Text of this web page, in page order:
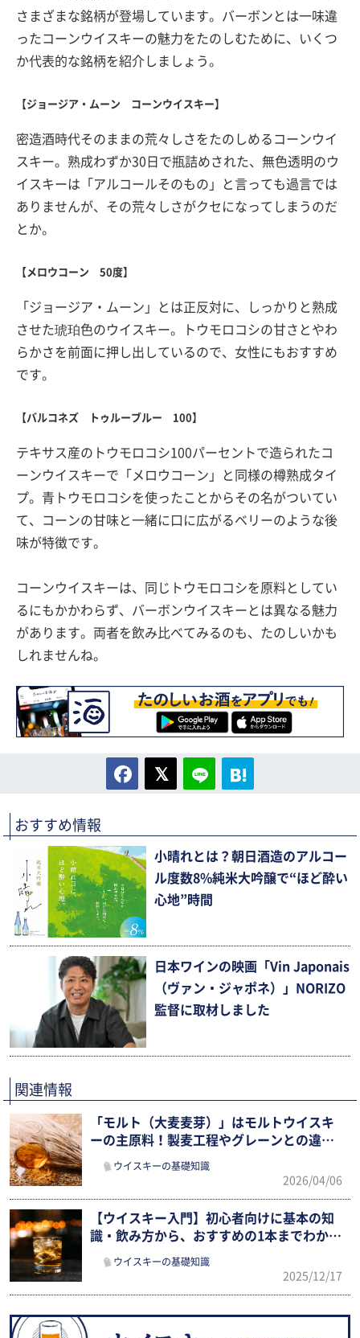
さまざまな銘柄が登場しています。バーボンとは一味違
ったコーンウイスキーの魅力をたのしむために、いくつ
か代表的な銘柄を紹介しましょう。
【ジョージア・ムーン コーンウイスキー】
密造酒時代そのままの荒々しさをたのしめるコーンウイ
スキー。熟成わずか30日で瓶詰めされた、無色透明のウ
イスキーは「アルコールそのもの」と言っても過言では
ありませんが、その荒々しさがクセになってしまうのだ
とか。
【メロウコーン 50度】
「ジョージア・ムーン」とは正反対に、しっかりと熟成
させた琥珀色のウイスキー。トウモロコシの甘さとやわ
らかさを前面に押し出しているので、女性にもおすすめ
です。
【バルコネズ トゥルーブルー 100】
テキサス産のトウモロコシ100パーセントで造られたコ
ーンウイスキーで「メロウコーン」と同様の樽熟成タイ
プ。青トウモロコシを使ったことからその名がついてい
て、コーンの甘味と一緒に口に広がるベリーのような後
味が特徴です。
コーンウイスキーは、同じトウモロコシを原料としてい
るにもかかわらず、バーボンウイスキーとは異なる魅力
があります。両者を飲み比べてみるのも、たのしいかも
しれませんね。
おすすめ情報
小晴れとは？朝日酒造のアルコー
ル度数8%純米大吟醸で“ほど酔い
心地”時間
日本ワインの映画「Vin Japonais
（ヴァン・ジャポネ）」NORIZO
監督に取材しました
関連情報
「モルト（大麦麦芽）」はモルトウイスキ
ーの主原料！製麦工程やグレーンとの違
ウイスキーの基礎知識
2026/04/06
【ウイスキー入門】初心者向けに基本の知
識・飲み方から、おすすめの1本までわかり
ウイスキーの基礎知識
2025/12/17